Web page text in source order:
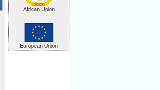
African Union
European Union